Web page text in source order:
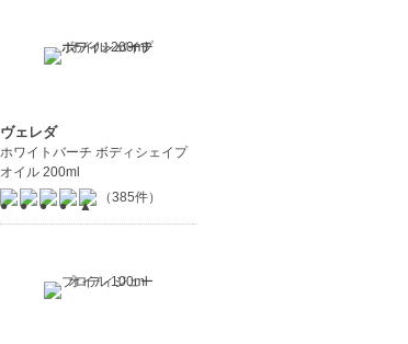
ヴェレダ
ホワイトバーチ ボディシェイプ
オイル 200ml
（385件）